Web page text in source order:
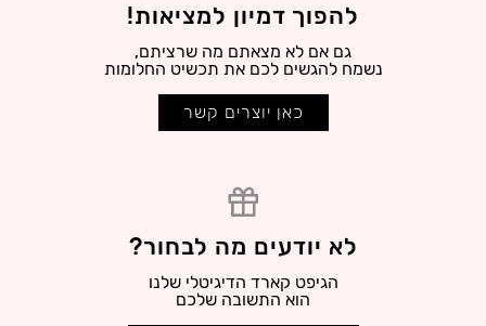
להפוך דמיון למציאות!
גם אם לא מצאתם מה שרציתם,
נשמח להגשים לכם את תכשיט החלומות
כאן יוצרים קשר
לא יודעים מה לבחור?
הגיפט קארד הדיגיטלי שלנו
הוא התשובה שלכם